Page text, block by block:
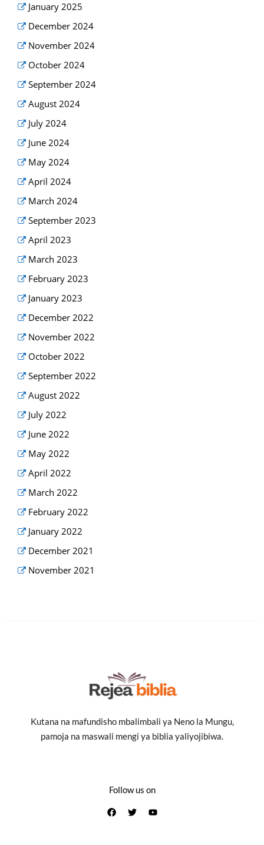
January 2025
December 2024
November 2024
October 2024
September 2024
August 2024
July 2024
June 2024
May 2024
April 2024
March 2024
September 2023
April 2023
March 2023
February 2023
January 2023
December 2022
November 2022
October 2022
September 2022
August 2022
July 2022
June 2022
May 2022
April 2022
March 2022
February 2022
January 2022
December 2021
November 2021
Kutana na mafundisho mbalimbali ya Neno la Mungu,
pamoja na maswali mengi ya biblia yaliyojibiwa.
Follow us on